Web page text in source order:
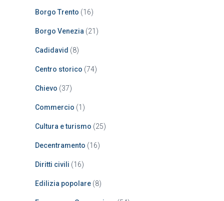
Borgo Trento (16)
Borgo Venezia (21)
Cadidavid (8)
Centro storico (74)
Chievo (37)
Commercio (1)
Cultura e turismo (25)
Decentramento (16)
Diritti civili (16)
Edilizia popolare (8)